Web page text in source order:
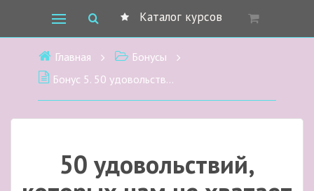
Каталог курсов
Главная
Бонусы
Бонус 5. 50 удовольствий, которых нам не хватает и мы начинаем переедать
50 удовольствий,